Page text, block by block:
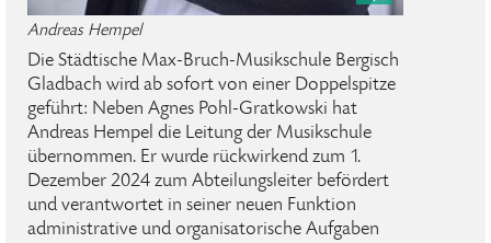
Andreas Hempel
Die Städtische Max-Bruch-Musikschule Bergisch
Gladbach wird ab sofort von einer Doppelspitze
geführt: Neben Agnes Pohl-Gratkowski hat
Andreas Hempel die Leitung der Musikschule
übernommen. Er wurde rückwirkend zum 1.
Dezember 2024 zum Abteilungsleiter befördert
und verantwortet in seiner neuen Funktion
administrative und organisatorische Aufgaben